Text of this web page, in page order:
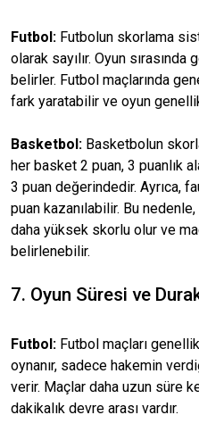
Futbol: Futbolun skorlama
olarak sayılır. Oyun sırasında
belirler. Futbol maçlarında
fark yaratabilir ve oyun
Basketbol: Basketbolun
her basket 2 puan, 3 puanlık
3 puan değerindedir. Ayrıca,
puan kazanılabilir. Bu
daha yüksek skorlu olur ve
belirlenebilir.
7. Oyun Süresi ve
Futbol: Futbol maçları
oynanır, sadece hakemin
verir. Maçlar daha uzun süre
dakikalık devre arası vardır.